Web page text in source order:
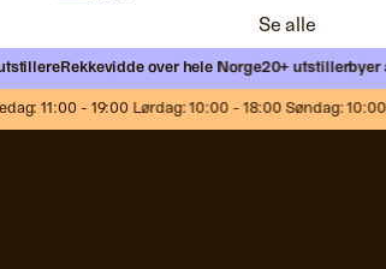
Se alle
Rekkevidde over hele Norge20+ utstillerbyer
11:00 - 19:00 Lørdag: 10:00 - 18:00 Søndag: 10:00 -